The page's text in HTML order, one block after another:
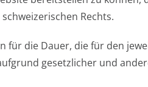
Rechts.
die Dauer, die für den
gesetzlicher und